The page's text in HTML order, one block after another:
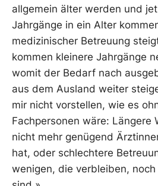
allgemein älter werden und
Jahrgänge in ein Alter
medizinischer Betreuung
kommen kleinere Jahrgänge
womit der Bedarf nach
aus dem Ausland weiter
mir nicht vorstellen, wie es
Fachpersonen wäre: Längere
nicht mehr genügend
hat, oder schlechtere
wenigen, die verbleiben,